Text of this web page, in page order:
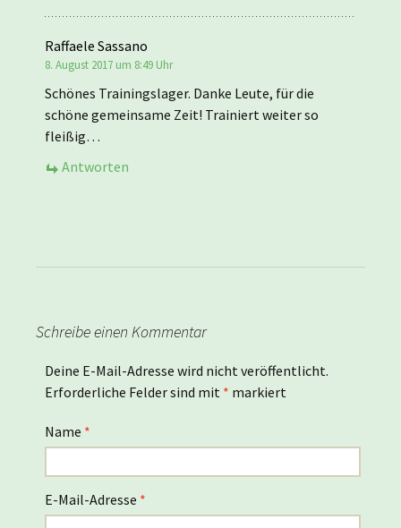
Raffaele Sassano
8. August 2017 um 8:49 Uhr
Schönes Trainingslager. Danke Leute, für die
schöne gemeinsame Zeit! Trainiert weiter so
fleißig…
Antworten
Schreibe einen Kommentar
Deine E-Mail-Adresse wird nicht veröffentlicht.
Erforderliche Felder sind mit * markiert
Name *
E-Mail-Adresse *